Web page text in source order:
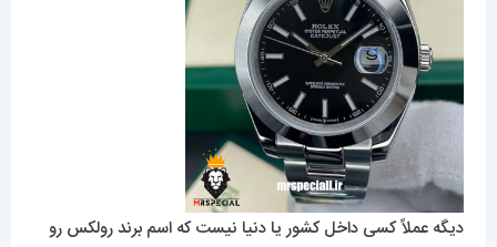
دیگه عملاً کسی داخل کشور یا دنیا نیست که اسم برند رولکس رو